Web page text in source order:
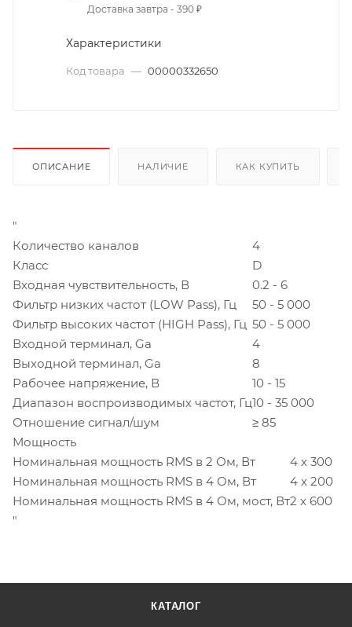
Доставка завтра - 390 ₽
Характеристики
Код товара — 00000332650
ОПИСАНИЕ НАЛИЧИЕ КАК КУПИТЬ
"
Количество каналов
4
Класс
D
Входная чувствительность, В
0.2 - 6
Фильтр низких частот (LOW Pass), Гц
50 - 5 000
Фильтр высоких частот (HIGH Pass), Гц 50 - 5 000
Входной терминал, Ga
4
Выходной терминал, Ga
8
Рабочее напряжение, В
10 - 15
Диапазон воспроизводимых частот, Гц10 - 35 000
Отношение сигнал/шум
≥ 85
Мощность
Номинальная мощность RMS в 2 Ом, Вт
4 х 300
Номинальная мощность RMS в 4 Ом, Вт
4 х 200
Номинальная мощность RMS в 4 Ом, мост, Вт2 х 600
"
КАТАЛОГ